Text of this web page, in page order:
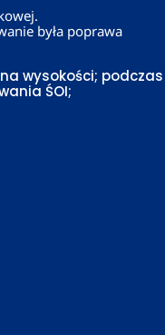
była poprawa
wysokości; podczas
ŚOI;